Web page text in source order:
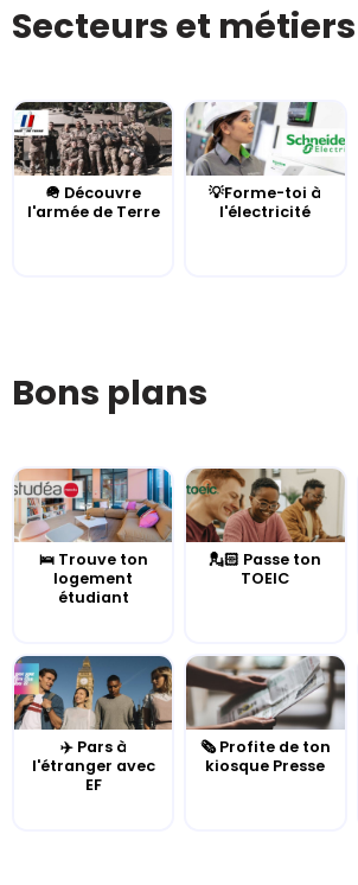
Secteurs et métiers
🪖 Découvre
l'armée de Terre
💡Forme-toi à
l'électricité
Bons plans
🛌 Trouve ton
logement
étudiant
💂🏻 Passe ton
TOEIC
✈️ Pars à
l'étranger avec
EF
🗞️ Profite de ton
kiosque Presse